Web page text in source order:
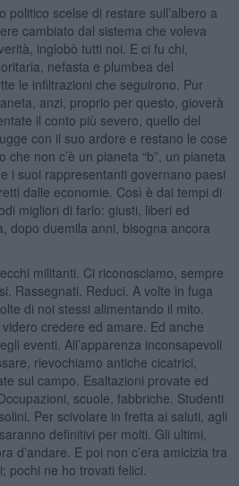
politico scelse di restare sull’albero a
cambiato dal sistema che voleva
inglobò tutti noi. E ci fu chi,
nefasta e plumbea del
le infiltrazioni che seguirono. Pur
anzi, proprio per questo, gioverà
il conto più severo, quello del
con il suo ardore e restano le cose
non c’è un pianeta “b”, un pianeta
i suoi rappresentanti governano paesi
dalle economie. Così è dai tempi di
migliori di farlo: giusti, liberi ed
dopo duemila anni, bisogna ancora
militanti. Ci riconosciamo, sempre
Rassegnati. Reduci. A volte in fuga
di noi stessi alimentando il mito.
credere ed amare. Ed anche
eventi. All’apparenza inconsapevoli
rievochiamo antiche cicatrici,
sul campo. Esaltazioni provate ed
scuole, fabbriche. Studenti
Per scivolare in fretta ai saluti, agli
definitivi per molti. Gli ultimi,
d’andare. E poi non c’era amicizia tra
pochi ne ho trovati felici.